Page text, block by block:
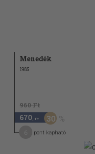
Menedék
1985
960 Ft
670 ,-Ft 30
pont kapható